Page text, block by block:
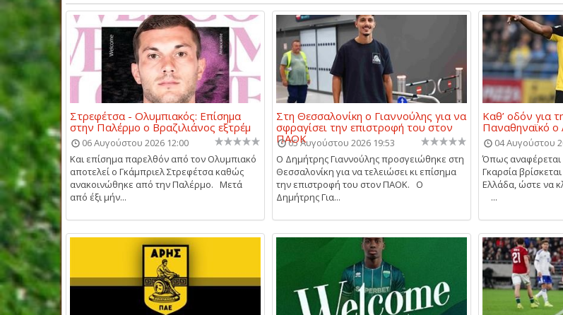
Στρεφέτσα - Ολυμπιακός: Επίσημα
στην Παλέρμο ο Βραζιλιάνος εξτρέμ
06 Αυγούστου 2026 12:00
Και επίσημα παρελθόν από τον Ολυμπιακό
αποτελεί ο Γκάμπριελ Στρεφέτσα καθώς
ανακοινώθηκε από την Παλέρμο. Μετά
από έξι μήν...
Στη Θεσσαλονίκη ο Γιαννούλης για να
σφραγίσει την επιστροφή του στον
ΠΑΟΚ
05 Αυγούστου 2026 19:53
Ο Δημήτρης Γιαννούλης προσγειώθηκε στη
Θεσσαλονίκη για να τελειώσει κι επίσημα
την επιστροφή του στον ΠΑΟΚ. Ο
Δημήτρης Για...
Καθ’ οδόν για
Παναθηναϊκό ο
04 Αυγούστου
Όπως αναφέρεται
Γκαρσία
Ελλάδα, ώστε να
...